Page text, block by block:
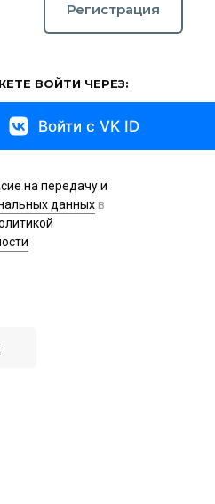
Регистрация
ВОЙТИ ЧЕРЕЗ:
Войти с VK ID
на передачу и
данных в